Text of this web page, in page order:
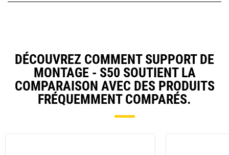
DÉCOUVREZ COMMENT SUPPORT DE
MONTAGE - S50 SOUTIENT LA
COMPARAISON AVEC DES PRODUITS
FRÉQUEMMENT COMPARÉS.